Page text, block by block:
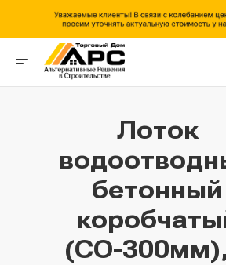
Лоток
бетонный
(СО-